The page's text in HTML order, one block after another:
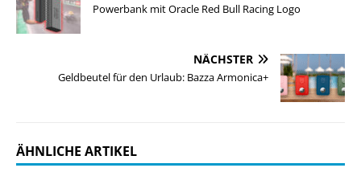
Powerbank mit Oracle Red Bull Racing Logo
NÄCHSTER
Geldbeutel für den Urlaub: Bazza Armonica+
ÄHNLICHE ARTIKEL